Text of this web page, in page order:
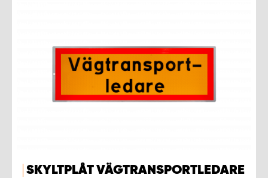
SKYLTPLÅT VÄGTRANSPORTLEDARE
WORK SYSTEM VÄXJÖ
WORK SYSTEM ÖREBRO